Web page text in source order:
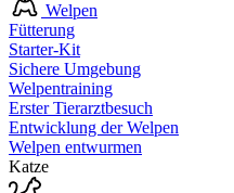
Welpen
Fütterung
Starter-Kit
Sichere Umgebung
Welpentraining
Erster Tierarztbesuch
Entwicklung der Welpen
Welpen entwurmen
Katze